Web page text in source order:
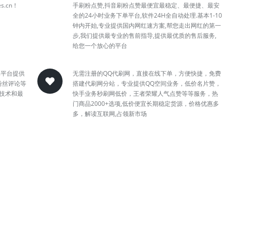
！
手刷粉点赞,抖音刷粉点赞最便宜最稳定、最便捷、最安
全的24小时业务下单平台,软件24H全自动处理.基本1-10
钟内开始,专业提供国内网红速方案,帮您走出网红的第一
步,我们提供最专业的售前指导,提供最优质的售后服务,
给您一个放心的平台
台提供
丝评论等
术和最
无需注册的QQ代刷网，直接在线下单，方便快捷，免费
搭建代刷网分站，专业提供QQ空间业务，低价名片赞，
快手业务秒刷网低价，王者荣耀人气点赞等等服务，热
门商品2000+选项,低价便宜长期稳定货源，价格优惠多
多，解读互联网,占领新市场